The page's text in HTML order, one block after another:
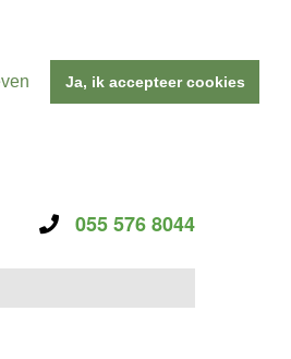
Ja, ik accepteer cookies
055 576 8044